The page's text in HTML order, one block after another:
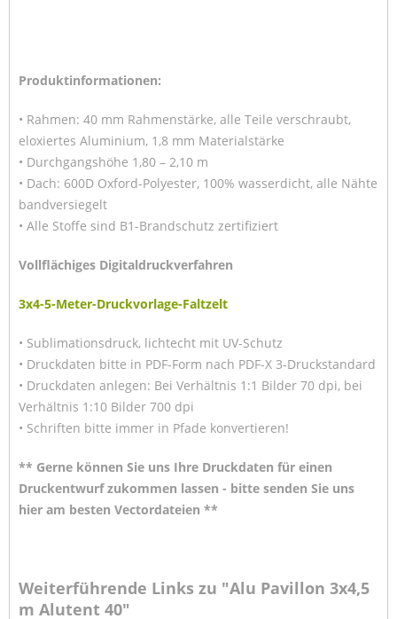
Produktinformationen:
• Rahmen: 40 mm Rahmenstärke, alle Teile verschraubt,
eloxiertes Aluminium, 1,8 mm Materialstärke
• Durchgangshöhe 1,80 – 2,10 m
• Dach: 600D Oxford-Polyester, 100% wasserdicht, alle Nähte
bandversiegelt
• Alle Stoffe sind B1-Brandschutz zertifiziert
Vollflächiges Digitaldruckverfahren
3x4-5-Meter-Druckvorlage-Faltzelt
• Sublimationsdruck, lichtecht mit UV-Schutz
• Druckdaten bitte in PDF-Form nach PDF-X 3-Druckstandard
• Druckdaten anlegen: Bei Verhältnis 1:1 Bilder 70 dpi, bei
Verhältnis 1:10 Bilder 700 dpi
• Schriften bitte immer in Pfade konvertieren!
** Gerne können Sie uns Ihre Druckdaten für einen
Druckentwurf zukommen lassen - bitte senden Sie uns
hier am besten Vectordateien **
Weiterführende Links zu "Alu Pavillon 3x4,5
m Alutent 40"